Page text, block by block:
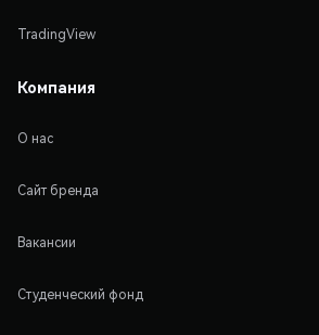
TradingView
Компания
О нас
Сайт бренда
Вакансии
Студенческий фонд